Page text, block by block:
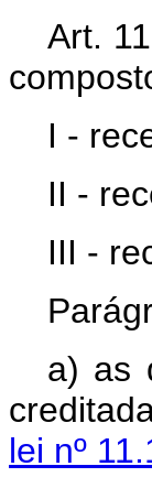
Art.
I -
II -
III -
a) as
lei nº